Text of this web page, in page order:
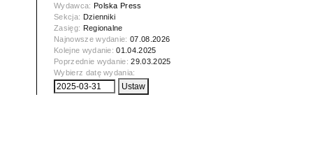
Wydawca: Polska Press
Sekcja: Dzienniki
Zasięg: Regionalne
Najnowsze wydanie:07.08.2026
Kolejne wydanie:01.04.2025
Poprzednie wydanie:29.03.2025
Wybierz datę wydania: